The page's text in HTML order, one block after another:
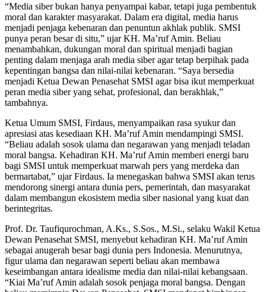
“Media siber bukan hanya penyampai kabar, tetapi juga pembentuk
moral dan karakter masyarakat. Dalam era digital, media harus
menjadi penjaga kebenaran dan penuntun akhlak publik. SMSI
punya peran besar di situ,” ujar KH. Ma’ruf Amin. Beliau
menambahkan, dukungan moral dan spiritual menjadi bagian
penting dalam menjaga arah media siber agar tetap berpihak pada
kepentingan bangsa dan nilai-nilai kebenaran. “Saya bersedia
menjadi Ketua Dewan Penasehat SMSI agar bisa ikut memperkuat
peran media siber yang sehat, profesional, dan berakhlak,”
tambahnya.
Ketua Umum SMSI, Firdaus, menyampaikan rasa syukur dan
apresiasi atas kesediaan KH. Ma’ruf Amin mendampingi SMSI.
“Beliau adalah sosok ulama dan negarawan yang menjadi teladan
moral bangsa. Kehadiran KH. Ma’ruf Amin memberi energi baru
bagi SMSI untuk memperkuat marwah pers yang merdeka dan
bermartabat,” ujar Firdaus. Ia menegaskan bahwa SMSI akan terus
mendorong sinergi antara dunia pers, pemerintah, dan masyarakat
dalam membangun ekosistem media siber nasional yang kuat dan
berintegritas.
Prof. Dr. Taufiqurochman, A.Ks., S.Sos., M.Si., selaku Wakil Ketua
Dewan Penasehat SMSI, menyebut kehadiran KH. Ma’ruf Amin
sebagai anugerah besar bagi dunia pers Indonesia. Menurutnya,
figur ulama dan negarawan seperti beliau akan membawa
keseimbangan antara idealisme media dan nilai-nilai kebangsaan.
“Kiai Ma’ruf Amin adalah sosok penjaga moral bangsa. Dengan